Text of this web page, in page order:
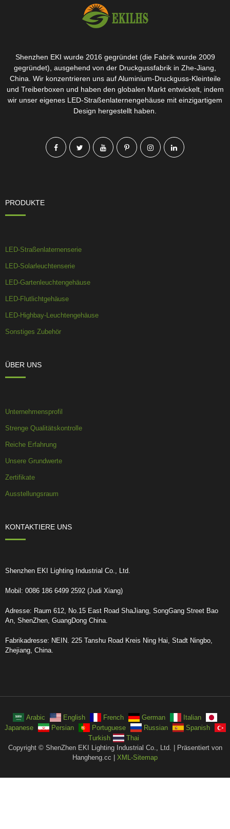
Shenzhen EKI wurde 2016 gegründet (die Fabrik wurde 2009
gegründet), ausgehend von der Druckgussfabrik in Zhe-Jiang,
China. Wir konzentrieren uns auf Aluminium-Druckguss-Kleinteile
und Treiberboxen und haben den globalen Markt entwickelt, indem
wir unser eigenes LED-Straßenlaternengehäuse mit einzigartigem
Design hergestellt haben.
PRODUKTE
LED-Straßenlaternenserie
LED-Solarleuchtenserie
LED-Gartenleuchtengehäuse
LED-Flutlichtgehäuse
LED-Highbay-Leuchtengehäuse
Sonstiges Zubehör
ÜBER UNS
Unternehmensprofil
Strenge Qualitätskontrolle
Reiche Erfahrung
Unsere Grundwerte
Zertifikate
Ausstellungsraum
KONTAKTIERE UNS
Shenzhen EKI Lighting Industrial Co., Ltd.
Mobil: 0086 186 6499 2592 (Judi Xiang)
Adresse: Raum 612, No.15 East Road ShaJiang, SongGang Street Bao
An, ShenZhen, GuangDong China.
Fabrikadresse: NEIN. 225 Tanshu Road Kreis Ning Hai, Stadt Ningbo,
Zhejiang, China.
Arabic English French German
Italian
Japanese
Persian Portuguese Russian
Spanish
Turkish
Thai
Copyright © ShenZhen EKI Lighting Industrial Co., Ltd. | Präsentiert von
Hangheng.cc | XML-Sitemap